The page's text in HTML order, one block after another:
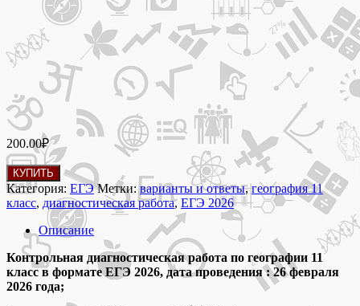
200.00₽
Количество
товара
26
февраля
Пробник
ЕГЭ
2026
по
географии
КУПИТЬ
Категория: ЕГЭ Метки:варианты и ответы,география 11
класс, диагностическая работа, ЕГЭ 2026
Описание
Контрольная диагностическая работа по географии 11
класс в формате ЕГЭ 2026, дата проведения : 26 февраля
2026 года;